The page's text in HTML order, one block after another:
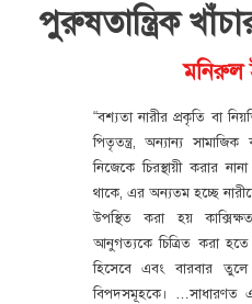
পুরুষতান্ত্রিক
মনিরুল
“বশ্যতা নারীর প্রকৃতি বা
পিতৃতন্ত্র, অন্যান্য
নিজেকে চিরস্থায়ী করার
থাকে, এর অন্যতম হচ্ছে
উপস্থিত করা হয়
আনুগত্যকে চিত্রিত করা
হিসেবে এবং বারবার তুলে
বিপদসমূহকে।